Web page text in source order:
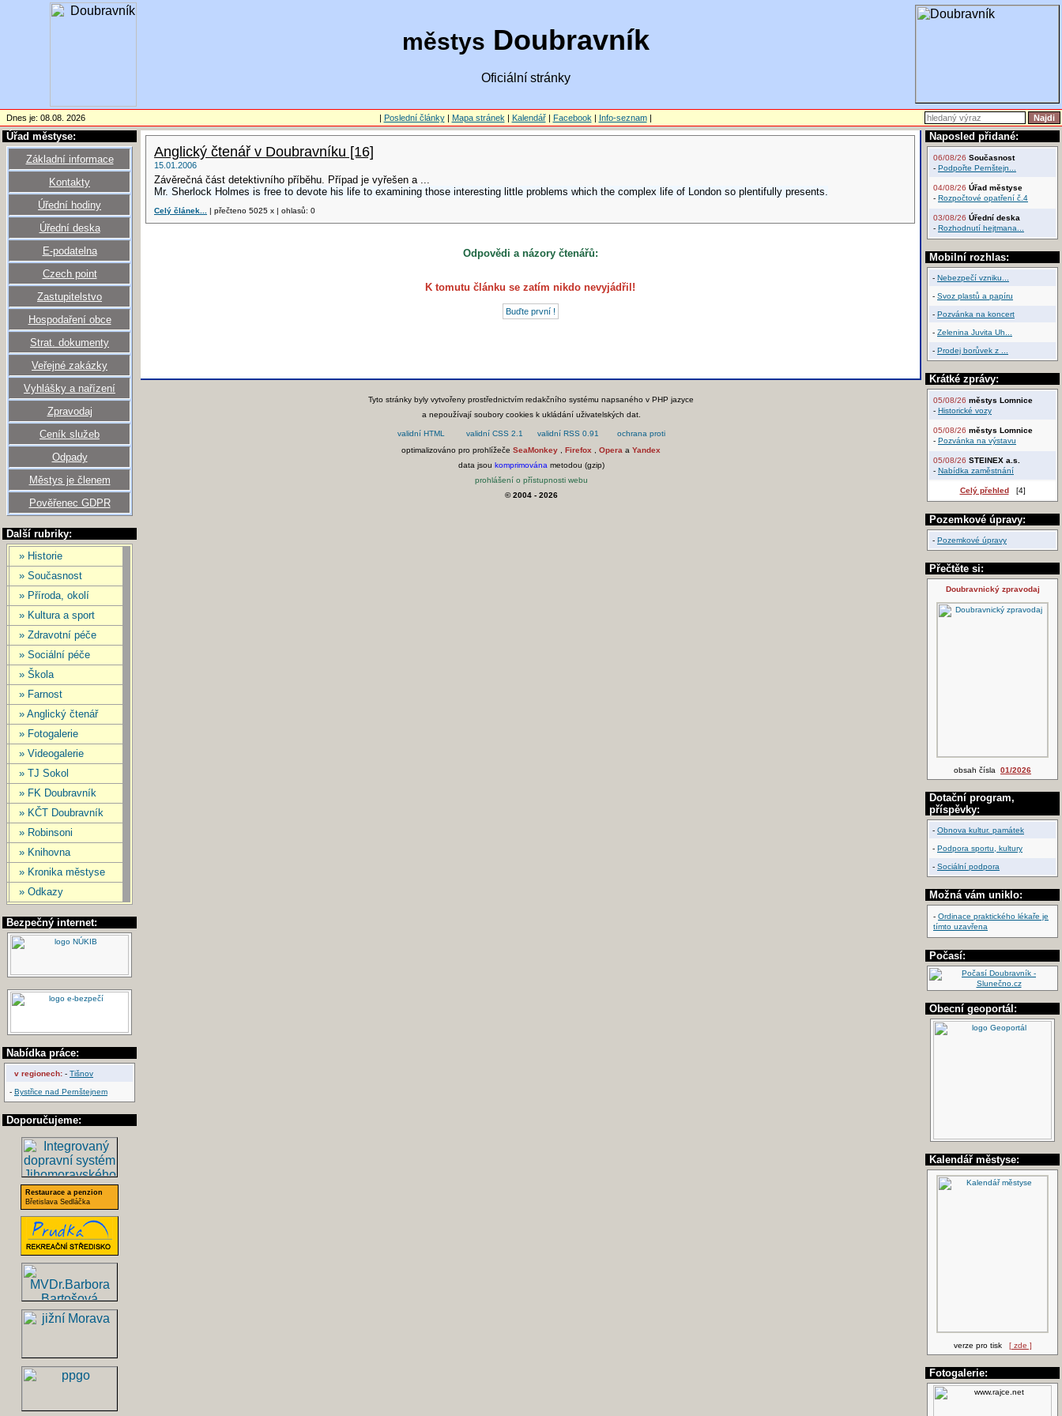
městys Doubravník
Oficiální stránky
Dnes je: 08.08. 2026 | Poslední články| Mapa stránek | Kalendář| Facebook | Info-seznam|
Úřad městyse:
Základní informace
Kontakty
Úřední hodiny
Úřední deska
E-podatelna
Czech point
Zastupitelstvo
Hospodaření obce
Strat. dokumenty
Veřejné zakázky
Vyhlášky a nařízení
Zpravodaj
Ceník služeb
Odpady
Městys je členem
Pověřenec GDPR
Další rubriky:
» Historie
» Současnost
» Příroda, okolí
» Kultura a sport
» Zdravotní péče
» Sociální péče
» Škola
» Farnost
» Anglický čtenář
» Fotogalerie
» Videogalerie
» TJ Sokol
» FK Doubravník
» KČT Doubravník
» Robinsoni
» Knihovna
» Kronika městyse
» Odkazy
Bezpečný internet:
Nabídka práce:
v regionech: - Tišnov
- Bystřice nad Pernštejnem
Doporučujeme:
Restaurace a penzion
Břetislava Sedláčka
Naposled přidané:
06/08/26 Současnost
- Podpořte Pernštejn...
04/08/26 Úřad městyse
- Rozpočtové opatření č.4
03/08/26 Úřední deska
- Rozhodnutí hejtmana...
Mobilní rozhlas:
- Nebezpečí vzniku...
- Svoz plastů a papíru
- Pozvánka na koncert
- Zelenina Juvita Uh...
- Prodej borůvek z ...
Krátké zprávy:
05/08/26 městys Lomnice
- Historické vozy
05/08/26 městys Lomnice
- Pozvánka na výstavu
05/08/26 STEINEX a.s.
- Nabídka zaměstnání
Celý přehled[4]
Pozemkové úpravy:
- Pozemkové úpravy
Přečtěte si:
Doubravnický zpravodaj
obsah čísla 01/2026
Dotační program,
příspěvky:
- Obnova kultur. památek
- Podpora sportu, kultury
- Sociální podpora
Možná vám uniklo:
- Ordinace praktického lékaře je
tímto uzavřena
Počasí:
Obecní geoportál:
Kalendář městyse:
verze pro tisk [ zde ]
Fotogalerie:
Anglický čtenář v Doubravníku [16]
15.01.2006
Závěrečná část detektivního příběhu. Případ je vyřešen a ...
Mr. Sherlock Holmes is free to devote his life to examining those interesting little problems which the complex life of London so plentifully presents.
Celý článek... | přečteno 5025 x | ohlasů: 0
Odpovědi a názory čtenářů:
K tomutu článku se zatím nikdo nevyjádřil!
Tyto stránky byly vytvořeny prostřednictvím redakčního systému napsaného v PHP jazyce
a nepoužívají soubory cookies k ukládání uživatelských dat.
optimalizováno pro prohlížeče SeaMonkey Firefox Opera a Yandex
data jsou komprimována metodou (gzip)
prohlášení o přístupnosti webu
© 2004 - 2026